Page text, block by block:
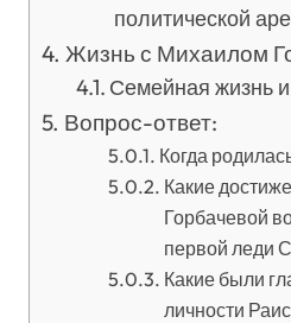
политической
Жизнь с Михаилом
Семейная жизнь
Вопрос-ответ:
Когда
Какие
Горбачевой
первой леди
Какие были
личности